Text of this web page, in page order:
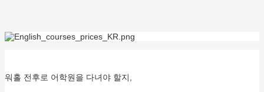
워홀 전후로 어학원을 다녀야 할지,